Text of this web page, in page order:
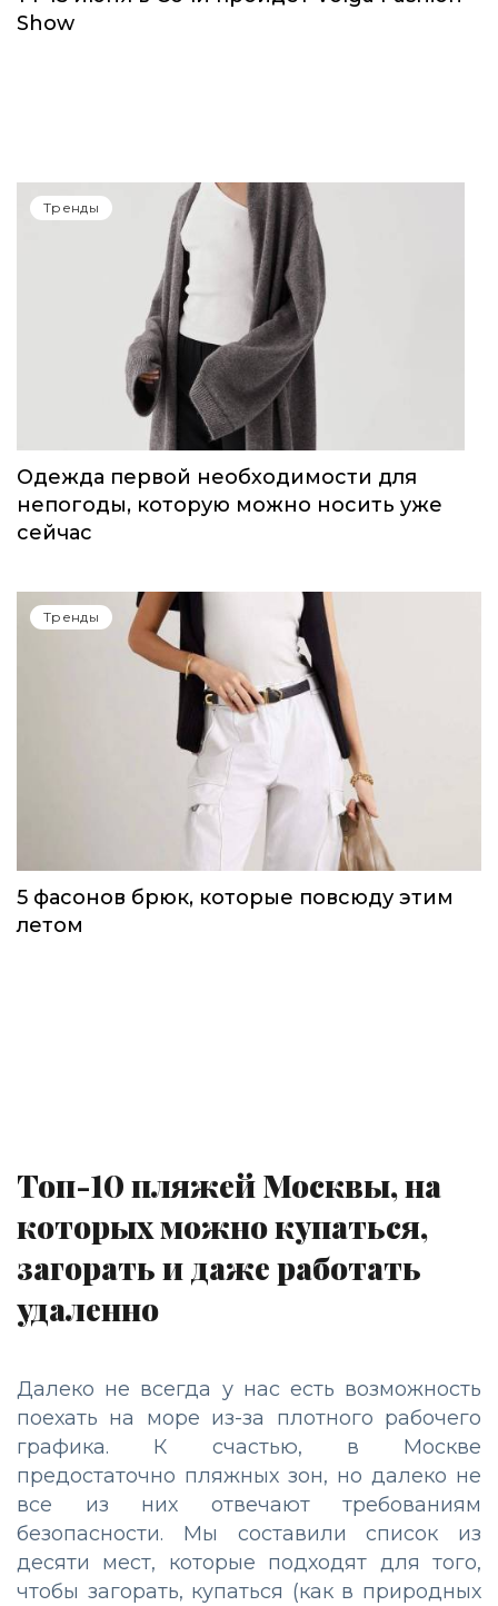
Show
Тренды
Одежда первой необходимости для
непогоды, которую можно носить уже
сейчас
Тренды
5 фасонов брюк, которые повсюду этим
летом
Топ-10 пляжей Москвы, на
которых можно купаться,
загорать и даже работать
удаленно
Далеко не всегда у нас есть возможность
поехать на море из-за плотного рабочего
графика. К счастью, в Москве
предостаточно пляжных зон, но далеко не
все из них отвечают требованиям
безопасности. Мы составили список из
десяти мест, которые подходят для того,
чтобы загорать, купаться (как в природных